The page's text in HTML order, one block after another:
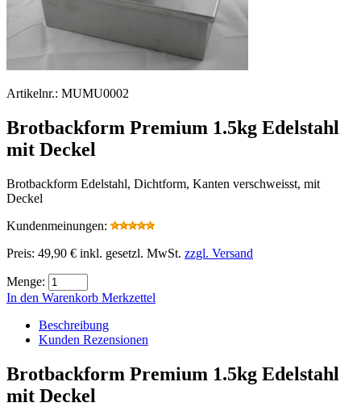
Artikelnr.: MUMU0002
Brotbackform Premium 1.5kg Edelstahl
mit Deckel
Brotbackform Edelstahl, Dichtform, Kanten verschweisst, mit
Deckel
Kundenmeinungen:
Preis: 49,90 € inkl. gesetzl. MwSt. zzgl. Versand
Menge:
In den Warenkorb Merkzettel
Beschreibung
Kunden Rezensionen
Brotbackform Premium 1.5kg Edelstahl
mit Deckel